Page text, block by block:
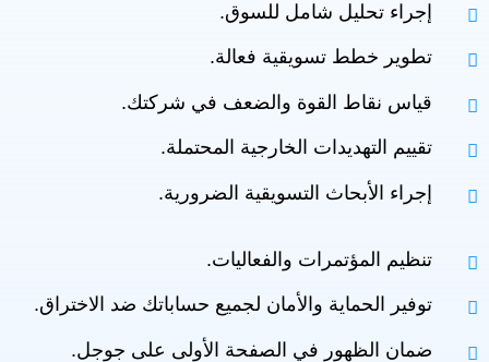
إجراء تحليل شامل للسوق.
تطوير خطط تسويقية فعالة.
قياس نقاط القوة والضعف في شركتك.
تقييم التهديدات الخارجية المحتملة.
إجراء الأبحاث التسويقية الضرورية.
تنظيم المؤتمرات والفعاليات.
توفير الحماية والأمان لجميع حساباتك ضد الاختراق.
ضمان الظهور في الصفحة الأولى على جوجل.